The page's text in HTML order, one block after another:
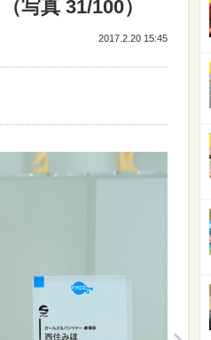
写真 31/100）
2017.2.20 15:45